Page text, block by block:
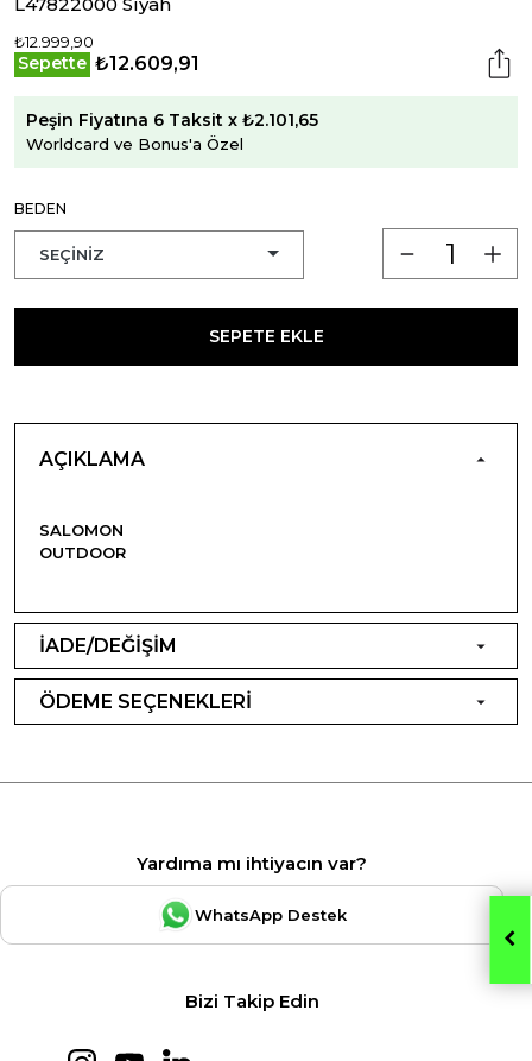
₺12.999,90
Sepette ₺12.609,91
Peşin Fiyatına 6 Taksit x ₺2.101,65
Worldcard ve Bonus'a Özel
BEDEN
SEPETE EKLE
AÇIKLAMA
SALOMON
OUTDOOR
İADE/DEĞİŞİM
ÖDEME SEÇENEKLERİ
Yardıma mı ihtiyacın var?
WhatsApp Destek
Bizi Takip Edin